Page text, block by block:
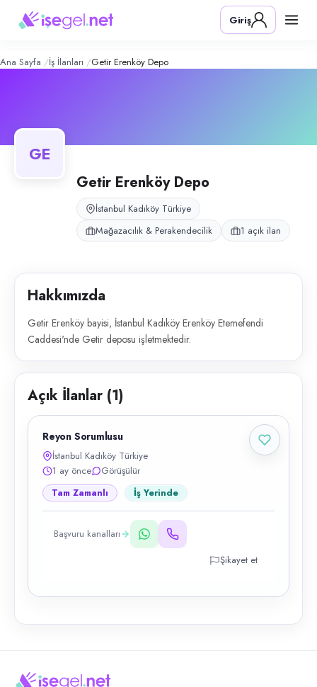
Erenköy Depo – Şirket Profili
Konum:
Getir Erenköy bayisi, İstanbul Kadıköy Erenköy Etemefendi
Giriş
Ana Sayfa İş İlanları Getir Erenköy Depo
GE
Getir Erenköy Depo
İstanbul Kadıköy Türkiye
Mağazacılık & Perakendecilik
1 açık ilan
Hakkımızda
Getir Erenköy bayisi, İstanbul Kadıköy Erenköy Etemefendi
Caddesi'nde Getir deposu işletmektedir.
Açık İlanlar (1)
Reyon Sorumlusu
İstanbul Kadıköy Türkiye
1 ay önce
Görüşülür
Tam Zamanlı İş Yerinde
Başvuru kanalları
Şikayet et